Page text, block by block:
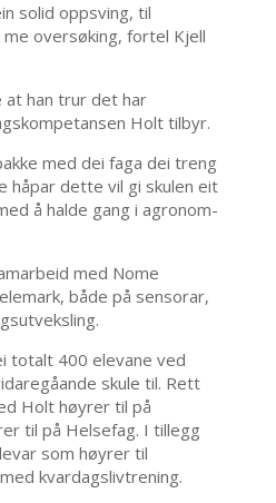
solid oppsving, til
oversøking, fortel Kjell
at han trur det har
Holt tilbyr.
med dei faga dei treng
dette vil gi skulen eit
å halde gang i agronom-
med Nome
både på sensorar,
totalt 400 elevane ved
skule til. Rett
Holt høyrer til på
til på Helsefag. I tillegg
som høyrer til
kvardagslivtrening.